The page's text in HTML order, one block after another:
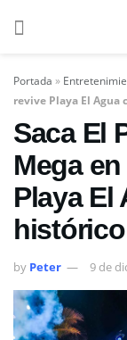
Portada »
revive Playa El Agua
Saca El
Mega
Playa El
histórico
by Peter 9 de